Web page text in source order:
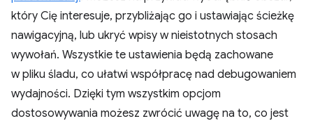
który Cię interesuje, przybliżając go i ustawiając ścieżkę
nawigacyjną, lub ukryć wpisy w nieistotnych stosach
wywołań. Wszystkie te ustawienia będą zachowane
w pliku śladu, co ułatwi współpracę nad debugowaniem
wydajności. Dzięki tym wszystkim opcjom
dostosowywania możesz zwrócić uwagę na to, co jest